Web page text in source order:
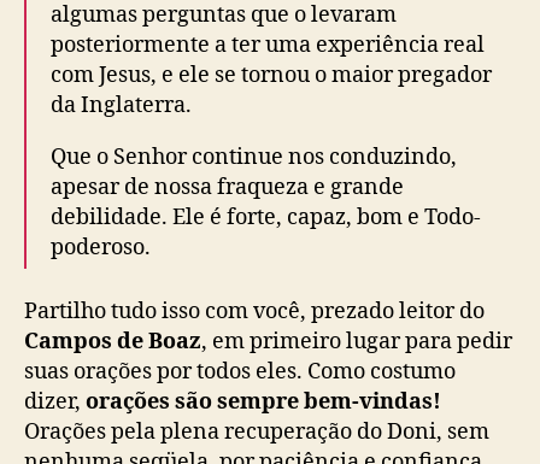
algumas perguntas que o levaram
posteriormente a ter uma experiência real
com Jesus, e ele se tornou o maior pregador
da Inglaterra.
Que o Senhor continue nos conduzindo,
apesar de nossa fraqueza e grande
debilidade. Ele é forte, capaz, bom e Todo-
poderoso.
Partilho tudo isso com você, prezado leitor do
Campos de Boaz, em primeiro lugar para pedir
suas orações por todos eles. Como costumo
dizer, orações são sempre bem-vindas!
Orações pela plena recuperação do Doni, sem